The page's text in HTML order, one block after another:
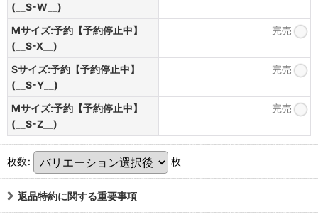
(__S-W__)
Mサイズ:予約【予約停止中】
(__S-X__)
完売
Sサイズ:予約【予約停止中】
(__S-Y__)
完売
Mサイズ:予約【予約停止中】
(__S-Z__)
完売
枚数: 枚
返品特約に関する重要事項